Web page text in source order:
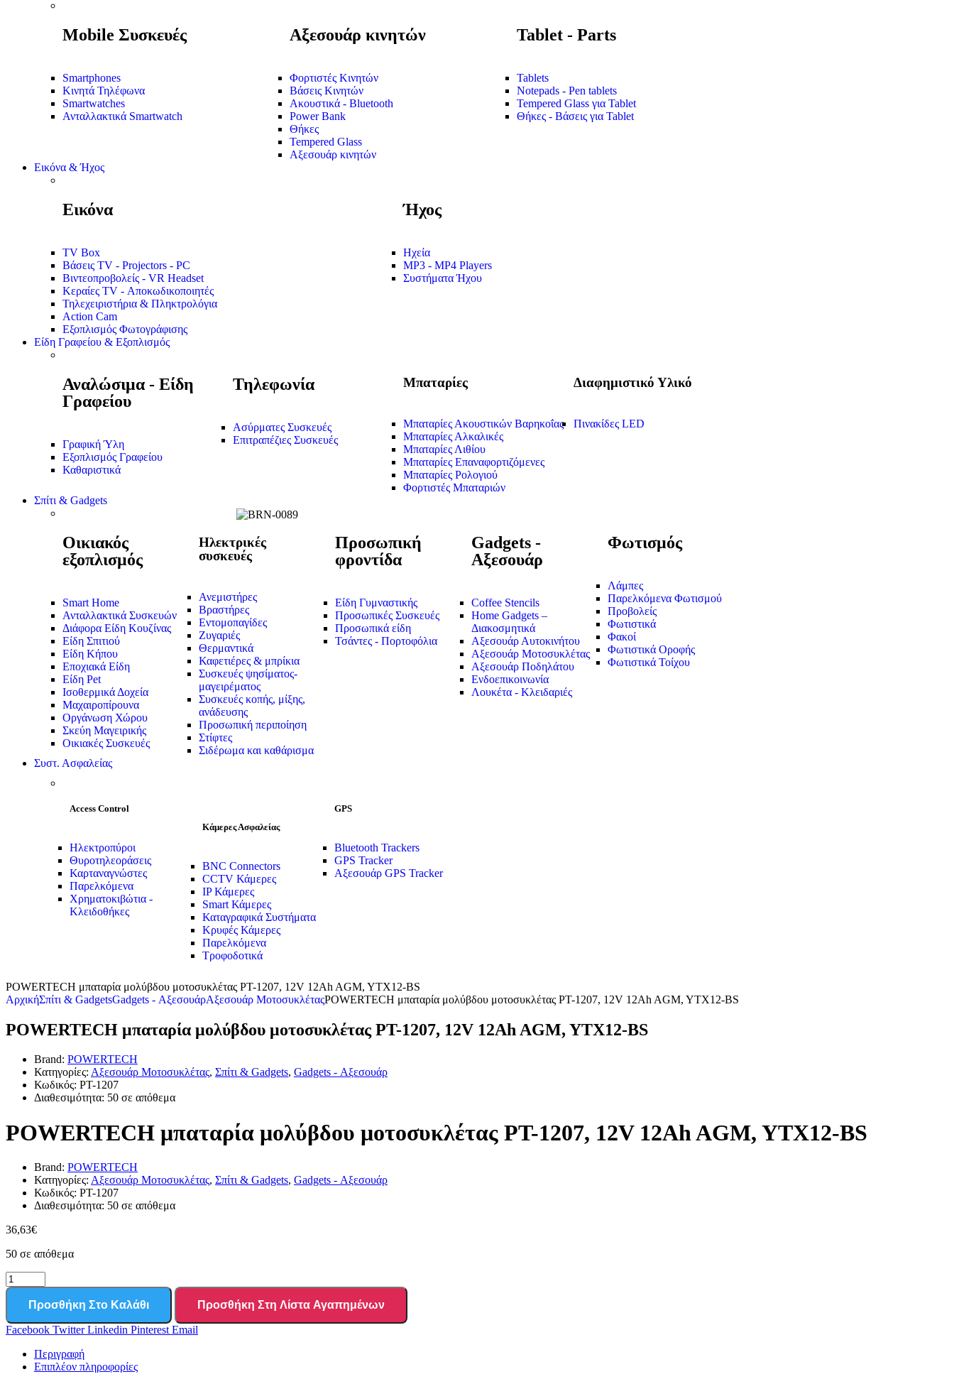
Mobile Συσκευές
Smartphones
Κινητά Τηλέφωνα
Smartwatches
Ανταλλακτικά Smartwatch
Αξεσουάρ κινητών
Φορτιστές Κινητών
Βάσεις Κινητών
Ακουστικά - Bluetooth
Power Bank
Θήκες
Tempered Glass
Αξεσουάρ κινητών
Tablet - Parts
Tablets
Notepads - Pen tablets
Tempered Glass για Tablet
Θήκες - Βάσεις για Tablet
Εικόνα & Ήχος
Εικόνα
TV Box
Βάσεις TV - Projectors - PC
Βιντεοπροβολείς - VR Headset
Κεραίες TV - Αποκωδικοποιητές
Τηλεχειριστήρια & Πληκτρολόγια
Action Cam
Εξοπλισμός Φωτογράφισης
Ήχος
Ηχεία
MP3 - MP4 Players
Συστήματα Ήχου
Είδη Γραφείου & Εξοπλισμός
Αναλώσιμα - Είδη
Γραφείου
Γραφική Ύλη
Εξοπλισμός Γραφείου
Καθαριστικά
Τηλεφωνία
Ασύρματες Συσκευές
Επιτραπέζιες Συσκευές
Μπαταρίες
Μπαταρίες Ακουστικών Βαρηκοΐας
Μπαταρίες Αλκαλικές
Μπαταρίες Λιθίου
Μπαταρίες Επαναφορτιζόμενες
Μπαταρίες Ρολογιού
Φορτιστές Μπαταριών
Διαφημιστικό Υλικό
Πινακίδες LED
Σπίτι & Gadgets
Οικιακός
εξοπλισμός
Smart Home
Ανταλλακτικά Συσκευών
Διάφορα Είδη Κουζίνας
Είδη Σπιτιού
Είδη Κήπου
Εποχιακά Είδη
Είδη Pet
Ισοθερμικά Δοχεία
Μαχαιροπίρουνα
Οργάνωση Χώρου
Σκεύη Μαγειρικής
Οικιακές Συσκευές
Ηλεκτρικές
συσκευές
Ανεμιστήρες
Βραστήρες
Εντομοπαγίδες
Ζυγαριές
Θερμαντικά
Καφετιέρες & μπρίκια
Συσκευές ψησίματος-
μαγειρέματος
Συσκευές κοπής, μίξης,
ανάδευσης
Προσωπική περιποίηση
Στίφτες
Σιδέρωμα και καθάρισμα
Προσωπική
φροντίδα
Είδη Γυμναστικής
Προσωπικές Συσκευές
Προσωπικά είδη
Τσάντες - Πορτοφόλια
Gadgets -
Αξεσουάρ
Coffee Stencils
Home Gadgets –
Διακοσμητικά
Αξεσουάρ Αυτοκινήτου
Αξεσουάρ Μοτοσυκλέτας
Αξεσουάρ Ποδηλάτου
Ενδοεπικοινωνία
Λουκέτα - Κλειδαριές
Φωτισμός
Λάμπες
Παρελκόμενα Φωτισμού
Προβολείς
Φωτιστικά
Φακοί
Φωτιστικά Οροφής
Φωτιστικά Τοίχου
Συστ. Ασφαλείας
Access Control
Ηλεκτροπύροι
Θυροτηλεοράσεις
Καρταναγνώστες
Παρελκόμενα
Χρηματοκιβώτια -
Κλειδοθήκες
Κάμερες Ασφαλείας
BNC Connectors
CCTV Κάμερες
IP Κάμερες
Smart Κάμερες
Καταγραφικά Συστήματα
Κρυφές Κάμερες
Παρελκόμενα
Τροφοδοτικά
GPS
Bluetooth Trackers
GPS Tracker
Αξεσουάρ GPS Tracker
POWERTECH μπαταρία μολύβδου μοτοσυκλέτας PT-1207, 12V 12Ah AGM, YTX12-BS
ΑρχικήΣπίτι & GadgetsGadgets - ΑξεσουάρΑξεσουάρ ΜοτοσυκλέταςPOWERTECH μπαταρία μολύβδου μοτοσυκλέτας PT-1207, 12V 12Ah AGM, YTX12-BS
POWERTECH μπαταρία μολύβδου μοτοσυκλέτας PT-1207, 12V 12Ah AGM, YTX12-BS
Brand: POWERTECH
Κατηγορίες: Αξεσουάρ Μοτοσυκλέτας, Σπίτι & Gadgets, Gadgets - Αξεσουάρ
Κωδικός: PT-1207
Διαθεσιμότητα: 50 σε απόθεμα
POWERTECH μπαταρία μολύβδου μοτοσυκλέτας PT-1207, 12V 12Ah AGM, YTX12-BS
Brand: POWERTECH
Κατηγορίες: Αξεσουάρ Μοτοσυκλέτας, Σπίτι & Gadgets, Gadgets - Αξεσουάρ
Κωδικός: PT-1207
Διαθεσιμότητα: 50 σε απόθεμα
36,63€
50 σε απόθεμα
Προσθήκη Στο Καλάθι Προσθήκη Στη Λίστα Αγαπημένων
Facebook Twitter Linkedin Pinterest Email
Περιγραφή
Επιπλέον πληροφορίες